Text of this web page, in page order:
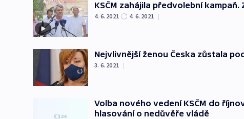
KSČM zahájila předvolební
4. 6. 2021 4. 6. 2021 |
Nejvlivnější ženou Česka zůstala
3. 6. 2021 |
Volba nového vedení KSČM do
hlasování o nedůvěře vládě